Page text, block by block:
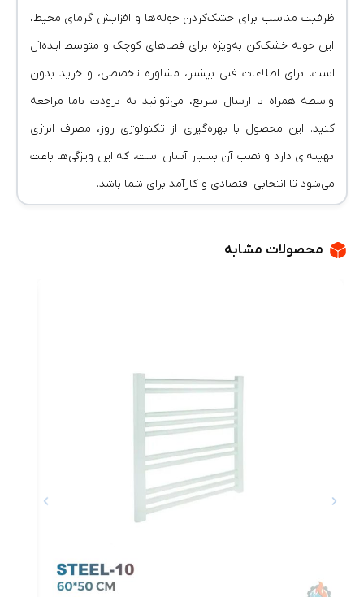
ظرفیت مناسب برای خشک‌کردن حوله‌ها و افزایش گرمای محیط،
این حوله خشک‌کن به‌ویژه برای فضاهای کوچک و متوسط ایده‌آل
است. برای اطلاعات فنی بیشتر، مشاوره تخصصی، و خرید بدون
واسطه همراه با ارسال سریع، می‌توانید به برودت باما مراجعه
کنید. این محصول با بهره‌گیری از تکنولوژی روز، مصرف انرژی
بهینه‌ای دارد و نصب آن بسیار آسان است، که این ویژگی‌ها باعث
می‌شود تا انتخابی اقتصادی و کارآمد برای شما باشد.
محصولات مشابه